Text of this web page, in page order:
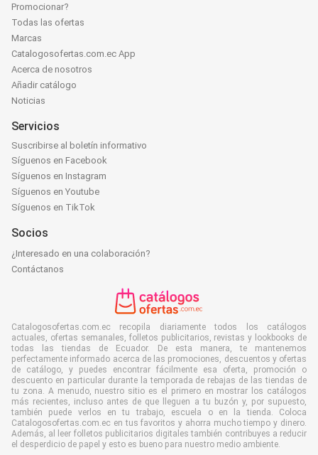
Promocionar?
Todas las ofertas
Marcas
Catalogosofertas.com.ec App
Acerca de nosotros
Añadir catálogo
Noticias
Servicios
Suscribirse al boletín informativo
Síguenos en Facebook
Síguenos en Instagram
Síguenos en Youtube
Síguenos en TikTok
Socios
¿Interesado en una colaboración?
Contáctanos
Catalogosofertas.com.ec recopila diariamente todos los catálogos
actuales, ofertas semanales, folletos publicitarios, revistas y lookbooks de
todas las tiendas de Ecuador. De esta manera, te mantenemos
perfectamente informado acerca de las promociones, descuentos y ofertas
de catálogo, y puedes encontrar fácilmente esa oferta, promoción o
descuento en particular durante la temporada de rebajas de las tiendas de
tu zona. A menudo, nuestro sitio es el primero en mostrar los catálogos
más recientes, incluso antes de que lleguen a tu buzón y, por supuesto,
también puede verlos en tu trabajo, escuela o en la tienda. Coloca
Catalogosofertas.com.ec en tus favoritos y ahorra mucho tiempo y dinero.
Además, al leer folletos publicitarios digitales también contribuyes a reducir
el desperdicio de papel y esto es bueno para nuestro medio ambiente.